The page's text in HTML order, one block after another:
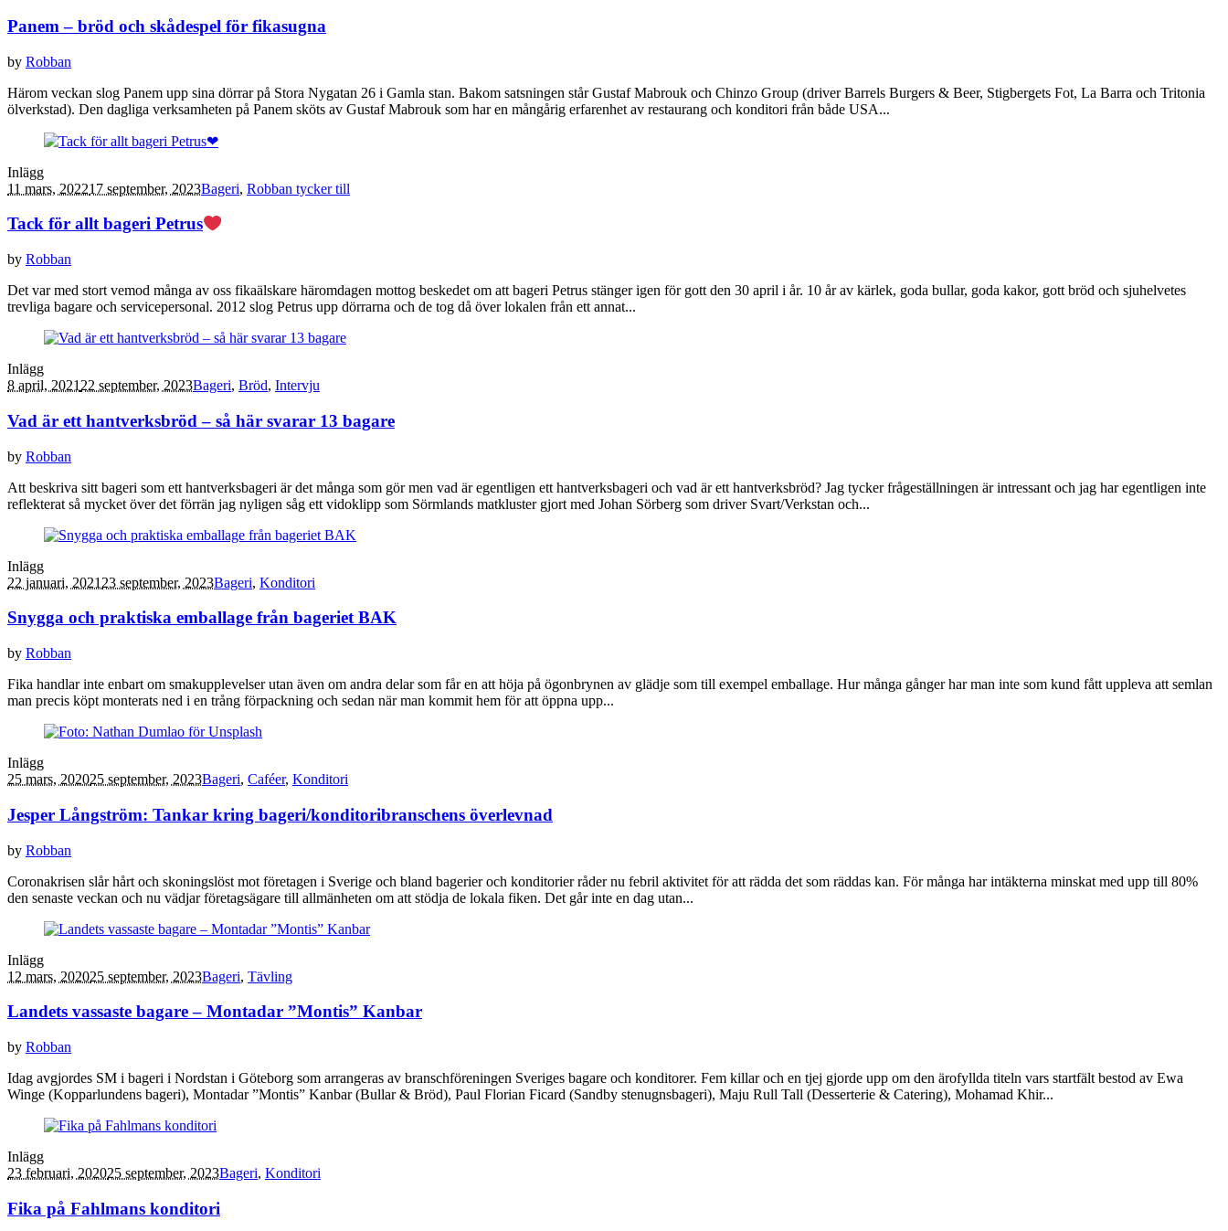
Panem – bröd och skådespel för fikasugna
by Robban
Härom veckan slog Panem upp sina dörrar på Stora Nygatan 26 i Gamla stan. Bakom satsningen står Gustaf Mabrouk och Chinzo Group (driver Barrels Burgers & Beer, Stigbergets Fot, La Barra och Tritonia
ölverkstad). Den dagliga verksamheten på Panem sköts av Gustaf Mabrouk som har en mångårig erfarenhet av restaurang och konditori från både USA...
Inlägg
11 mars, 202217 september, 2023Bageri, Robban tycker till
Tack för allt bageri Petrus
by Robban
Det var med stort vemod många av oss fikaälskare häromdagen mottog beskedet om att bageri Petrus stänger igen för gott den 30 april i år. 10 år av kärlek, goda bullar, goda kakor, gott bröd och sjuhelvetes
trevliga bagare och servicepersonal. 2012 slog Petrus upp dörrarna och de tog då över lokalen från ett annat...
Inlägg
8 april, 2021 22 september, 2023Bageri, Bröd, Intervju
Vad är ett hantverksbröd – så här svarar 13 bagare
by Robban
Att beskriva sitt bageri som ett hantverksbageri är det många som gör men vad är egentligen ett hantverksbageri och vad är ett hantverksbröd? Jag tycker frågeställningen är intressant och jag har egentligen inte
reflekterat så mycket över det förrän jag nyligen såg ett vidoklipp som Sörmlands matkluster gjort med Johan Sörberg som driver Svart/Verkstan och...
Inlägg
22 januari, 2021 23 september, 2023Bageri, Konditori
Snygga och praktiska emballage från bageriet BAK
by Robban
Fika handlar inte enbart om smakupplevelser utan även om andra delar som får en att höja på ögonbrynen av glädje som till exempel emballage. Hur många gånger har man inte som kund fått uppleva att semlan
man precis köpt monterats ned i en trång förpackning och sedan när man kommit hem för att öppna upp...
Inlägg
25 mars, 202025 september, 2023Bageri, Caféer, Konditori
Jesper Långström: Tankar kring bageri/konditoribranschens överlevnad
by Robban
Coronakrisen slår hårt och skoningslöst mot företagen i Sverige och bland bagerier och konditorier råder nu febril aktivitet för att rädda det som räddas kan. För många har intäkterna minskat med upp till 80%
den senaste veckan och nu vädjar företagsägare till allmänheten om att stödja de lokala fiken. Det går inte en dag utan...
Inlägg
12 mars, 202025 september, 2023Bageri, Tävling
Landets vassaste bagare – Montadar ”Montis” Kanbar
by Robban
Idag avgjordes SM i bageri i Nordstan i Göteborg som arrangeras av branschföreningen Sveriges bagare och konditorer. Fem killar och en tjej gjorde upp om den ärofyllda titeln vars startfält bestod av Ewa
Winge (Kopparlundens bageri), Montadar ”Montis” Kanbar (Bullar & Bröd), Paul Florian Ficard (Sandby stenugnsbageri), Maju Rull Tall (Desserterie & Catering), Mohamad Khir...
Inlägg
23 februari, 202025 september, 2023Bageri, Konditori
Fika på Fahlmans konditori